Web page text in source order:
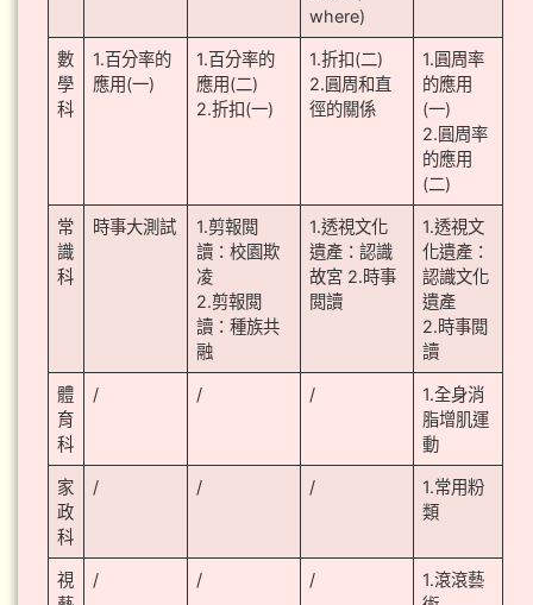
where)
數
學
科
1.百分率的
應用(一)
1.百分率的
應用(二)
2.折扣(一)
1.折扣(二)
2.圓周和直
徑的關係
1.圓周率
的應用
(一)
2.圓周率
的應用
(二)
常
識
科
時事大測試
1.剪報閲
讀：校園欺
凌
2.剪報閲
讀：種族共
融
1.透視文化
遺產：認識
故宮 2.時事
閲讀
1.透視文
化遺產：
認識文化
遺產
2.時事閲
讀
體
育
科
/ / /
1.全身消
脂增肌運
動
家
政
科
/ / /
1.常用粉
類
視
/ / /
1.滾滾藝